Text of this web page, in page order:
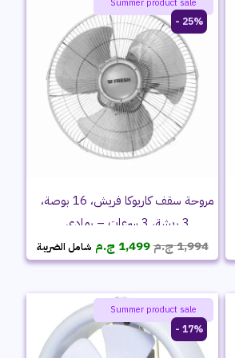
25% -
مروحة سقف كاريوكا فريش، 16 بوصة،
3 ريشة، 3 سرعات – رمادي
1,994ج.مالسعر
الأصلي
1,994 ج.م.
1,499 ج.م السعر
الحالي
1,499 ج.م.
شامل الضريبة
17% -
ayatie 🌻 offers
Summer product sale